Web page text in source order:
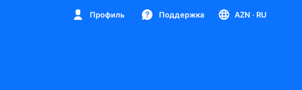
Профиль Поддержка AZN · RU